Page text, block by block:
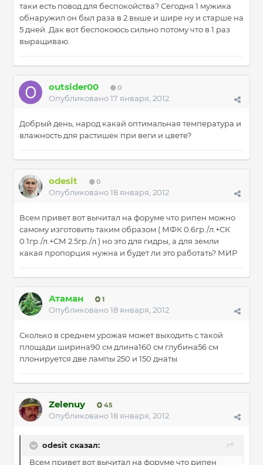
таки есть повод для беспокойства? Сегодня 1 мужика
обнаружил он был раза в 2 выше и шире ну и старше на
5 дней. Дак вот беспокоюсь сильно потому что в 1 раз
выращиваю.
outsider00 0
Опубликовано17 января, 2012
Добрый день, народ какай оптимальная температура и
влажность для растишек при веги и цвете?
odesit 0
Опубликовано18 января, 2012
Всем привет вот вычитал на форуме что рипен можно
самому изготовить таким образом ( МФК 0.6гр./л.+СК
0.1гр./л.+СМ 2.5гр./л.) но это для гидры, а для земли
какая пропорция нужна и будет ли это работать? МИР
Атаман 1
Опубликовано18 января, 2012
Сколько в среднем урожая может выходить с такой
площади ширина90 см длина160 см глубина56 см
плонируется две лампы 250 и 150 днаты
Zelenuy 45
Опубликовано18 января, 2012
odesit сказал:
Всем привет вот вычитал на форуме что рипен